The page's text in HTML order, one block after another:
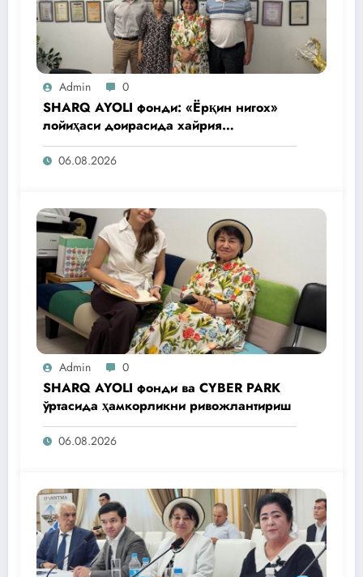
Admin 0
SHARQ AYOLI фонди: «Ёрқин нигох»
лойиҳаси доирасида хайрия
операциялари ўтказилади
06.08.2026
Admin 0
SHARQ AYOLI фонди ва CYBER PARK
ўртасида ҳамкорликни ривожлантириш
06.08.2026